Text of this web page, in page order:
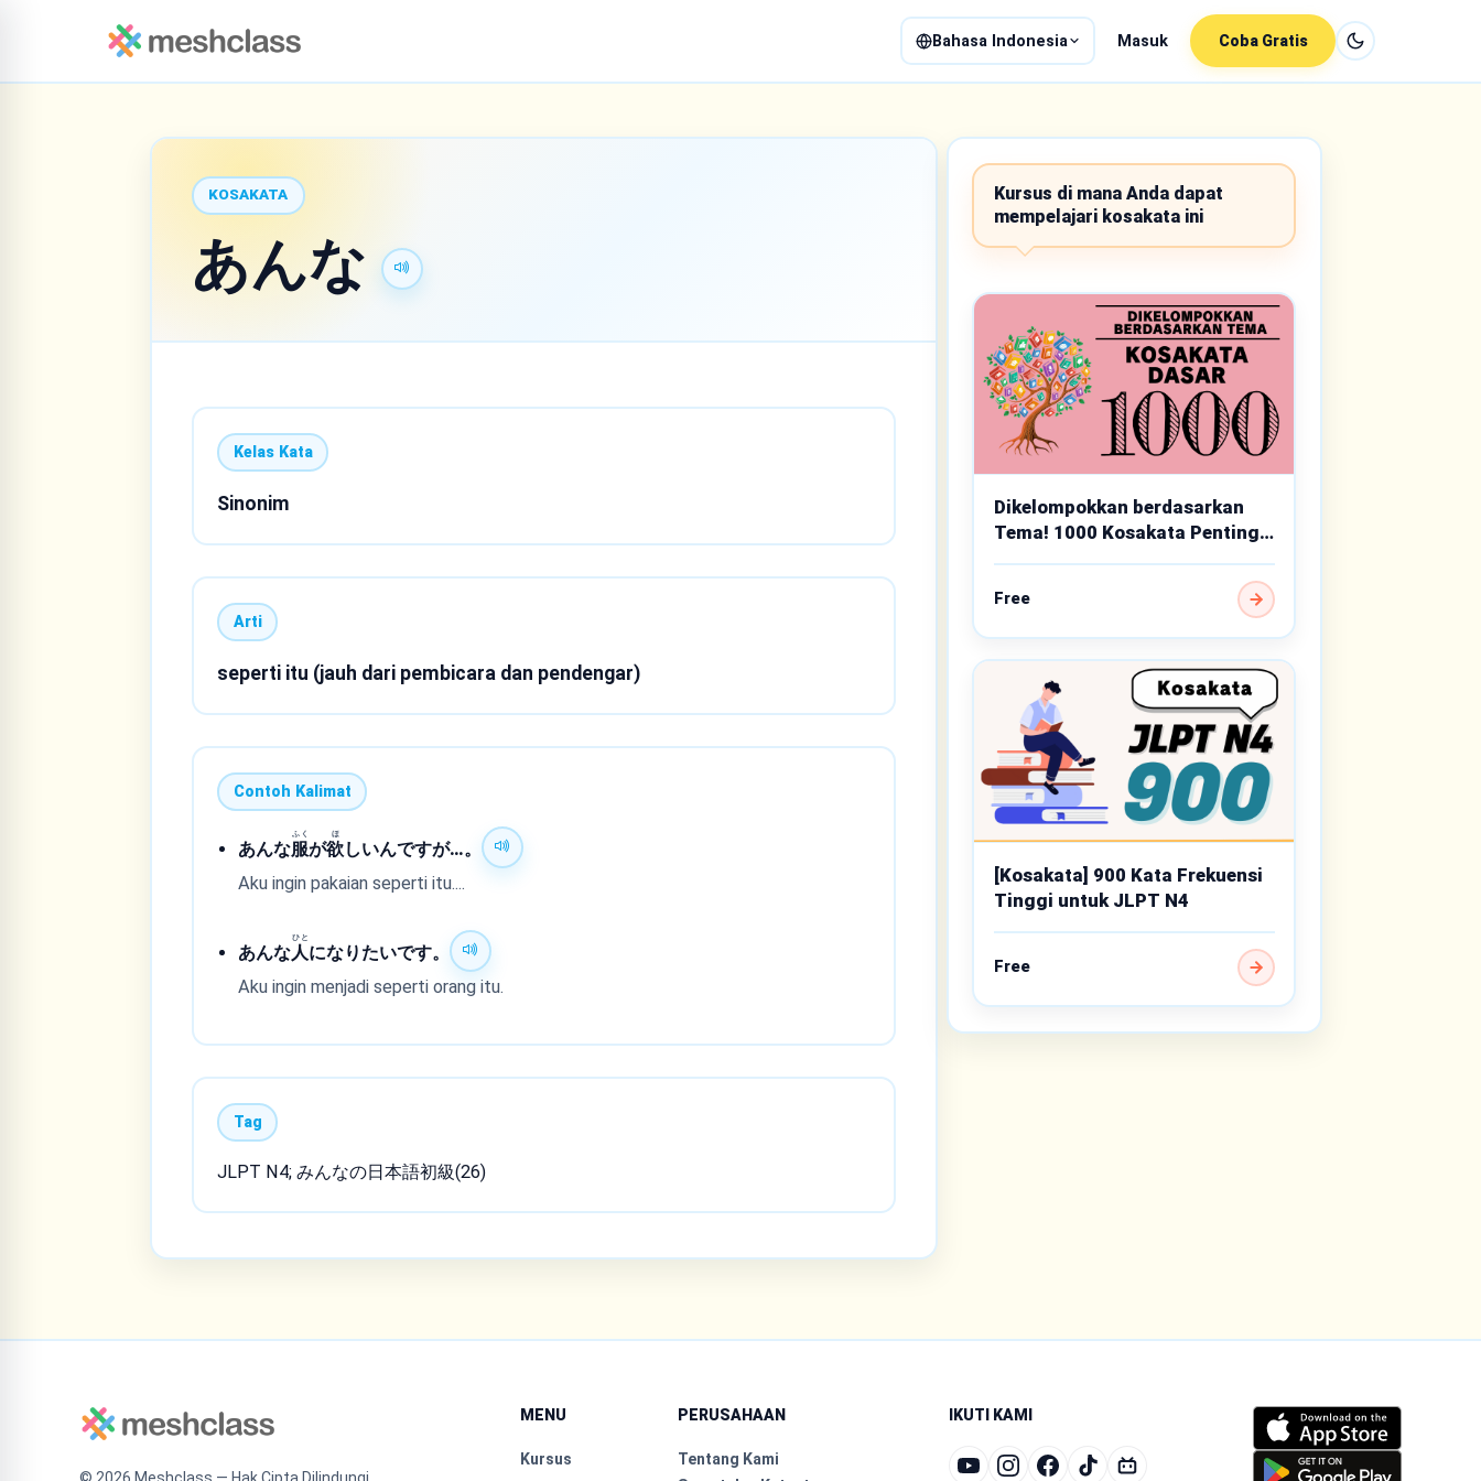
Bahasa Indonesia Masuk Coba Gratis
KOSAKATA
あんな
Kelas Kata
Sinonim
Arti
seperti itu (jauh dari pembicara dan pendengar)
Contoh Kalimat
あんな服
ふく
が欲
ほ
しいんですが…。
Aku ingin pakaian seperti itu....
あんな人
ひと
になりたいです。
Aku ingin menjadi seperti orang itu.
Tag
JLPT N4; みんなの日本語初級(26)
Kursus di mana Anda dapat
mempelajari kosakata ini
Dikelompokkan berdasarkan
Tema! 1000 Kosakata Penting
Tingkat Dasar
Free
[Kosakata] 900 Kata Frekuensi
Tinggi untuk JLPT N4
Free
MENU
Kursus
PERUSAHAAN
Tentang Kami
IKUTI KAMI